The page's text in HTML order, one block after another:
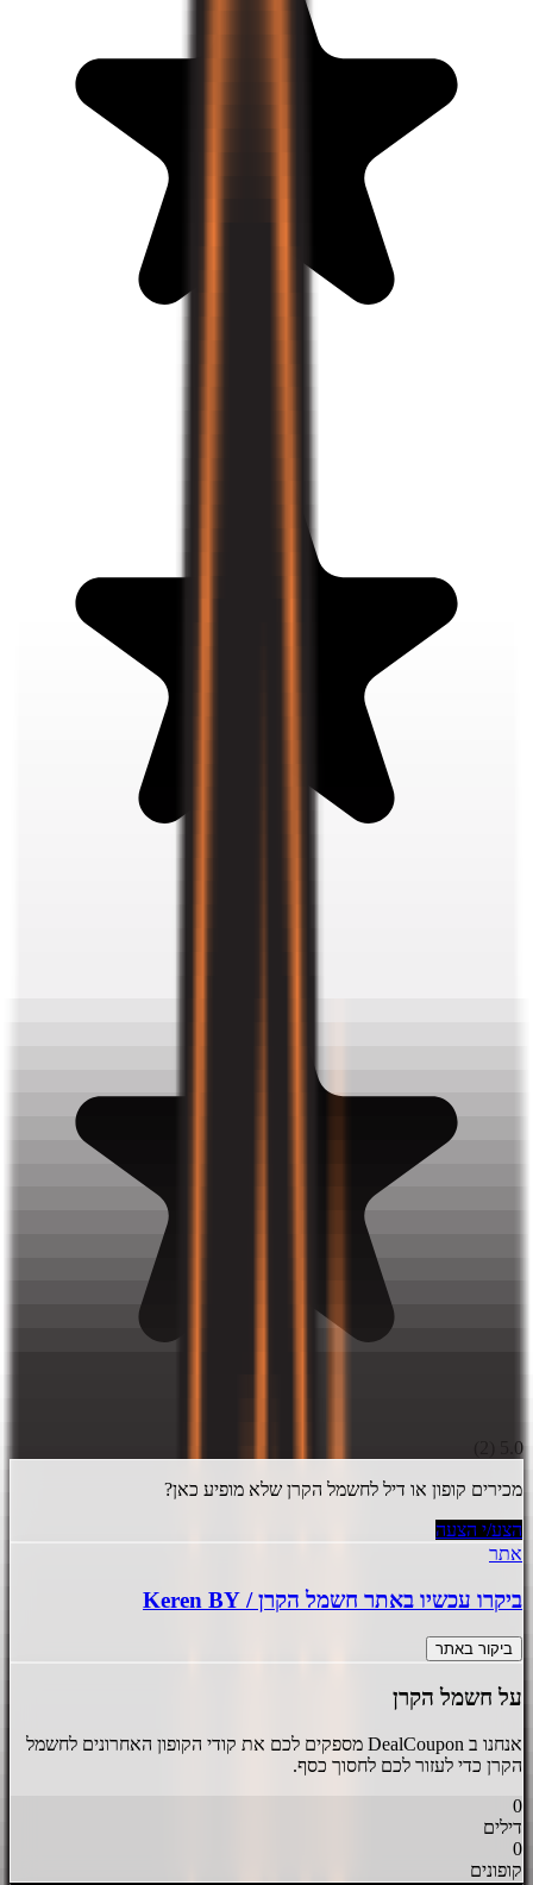
5.0
מכירים קופון או דיל לחשמל הקרן שלא מופיע כאן?
הצע/י הצעה
אתר
ביקרו עכשיו באתר חשמל הקרן/
Keren BY
ביקור באתר
על חשמל הקרן
אנחנו ב DealCoupon מספקים לכם את קודי הקופון האחרונים ל
חשמל
הקרן כדי לעזור לכם לחסוך כסף.
0
דילים
0
קופונים